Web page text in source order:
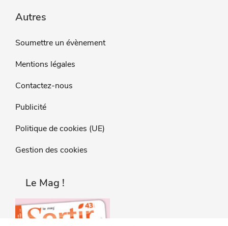
Autres
Soumettre un évènement
Mentions légales
Contactez-nous
Publicité
Politique de cookies (UE)
Gestion des cookies
Le Mag !